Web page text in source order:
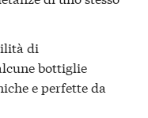
di
bottiglie
e perfette da